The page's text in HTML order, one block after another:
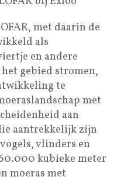
met daarin de
als
en andere
gebied stromen,
te
met
aan
aantrekkelijk zijn
vlinders en
kubieke meter
moeras met